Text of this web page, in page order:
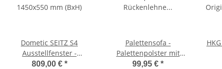
Dometic SEITZ S4
Ausstellfenster -
1450x550 mm (BxH)
809,00 € *
Palettensofa -
Palettenpolster mit
Rückenlehne
99,95 € *